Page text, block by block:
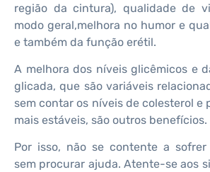
região da cintura), qualidade de
modo geral,melhora no humor e
e também da função erétil.
A melhora dos níveis glicêmicos e
glicada, que são variáveis
sem contar os níveis de colesterol e
mais estáveis, são outros benefícios.
Por isso, não se contente a sofrer
sem procurar ajuda. Atente-se aos